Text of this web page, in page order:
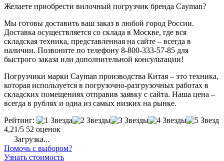
Желаете приобрести вилочный погрузчик бренда Cayman?
Мы готовы доставить ваш заказ в любой город России.
Доставка осуществляется со склада в Москве, где вся
складская техника, представленная на сайте – всегда в
наличии. Позвоните по телефону 8-800-333-57-85 для
быстрого заказа или дополнительной консультации!
Погрузчики марки Cayman производства Китая – это техника,
которая используется в погрузочно-разгрузочных работах в
складских помещениях отправив заявку с сайта. Наша цена –
всегда в рублях и одна из самых низких на рынке.
Рейтинг:
4,21/5 52 оценок
Загрузка...
Помочь с выбором?
Узнать стоимость